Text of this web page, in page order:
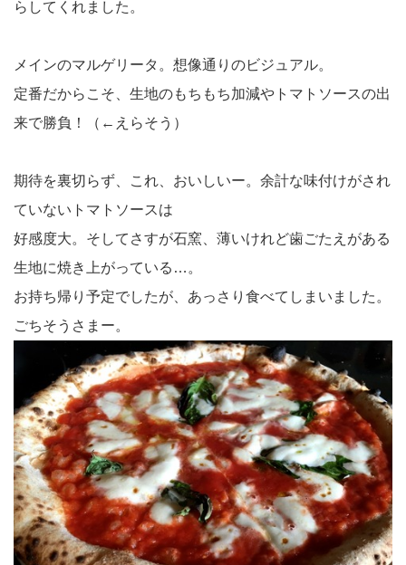
らしてくれました。
メインのマルゲリータ。想像通りのビジュアル。
定番だからこそ、生地のもちもち加減やトマトソースの出
来で勝負！（←えらそう）
期待を裏切らず、これ、おいしいー。余計な味付けがされ
ていないトマトソースは
好感度大。そしてさすが石窯、薄いけれど歯ごたえがある
生地に焼き上がっている…。
お持ち帰り予定でしたが、あっさり食べてしまいました。
ごちそうさまー。